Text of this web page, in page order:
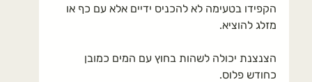
הקפידו בטעימה לא להכניס ידיים אלא עם כף או
מזלג להוציא.
הצנצנת יכולה לשהות בחוץ עם המים כמובן
כחודש פלוס.